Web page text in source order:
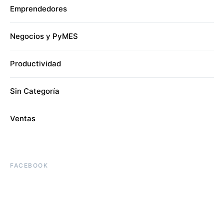
Emprendedores
Negocios y PyMES
Productividad
Sin Categoría
Ventas
FACEBOOK